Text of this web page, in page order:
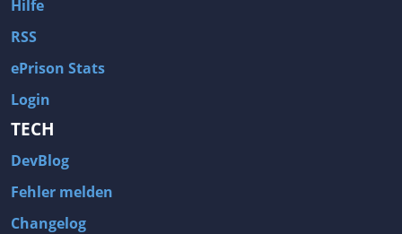
Hilfe
RSS
ePrison Stats
Login
TECH
DevBlog
Fehler melden
Changelog